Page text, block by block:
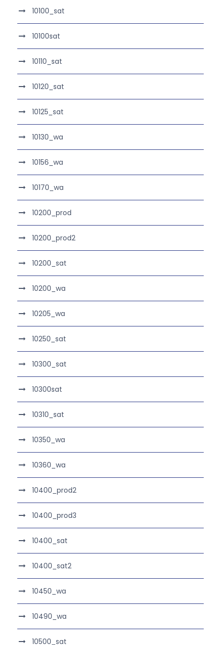
10100_sat
10100sat
10110_sat
10120_sat
10125_sat
10130_wa
10156_wa
10170_wa
10200_prod
10200_prod2
10200_sat
10200_wa
10205_wa
10250_sat
10300_sat
10300sat
10310_sat
10350_wa
10360_wa
10400_prod2
10400_prod3
10400_sat
10400_sat2
10450_wa
10490_wa
10500_sat